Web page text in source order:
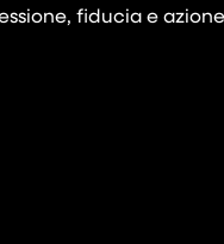
fiducia e